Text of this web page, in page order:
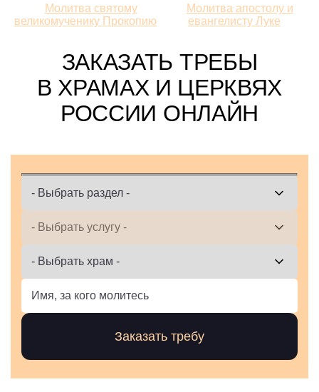
Смотрите
также:
Молитва святому
великомученику Прокопию
Молитва апостолу и
евангелисту Луке
ЗАКАЗАТЬ ТРЕБЫ
В ХРАМАХ И ЦЕРКВЯХ
РОССИИ ОНЛАЙН